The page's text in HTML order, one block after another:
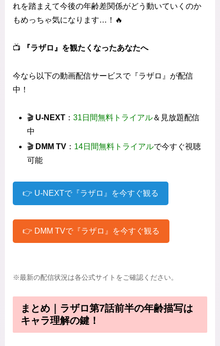
れを踏まえて今後の年齢差関係がどう動いていくのか
もめっちゃ気になります…！🔥
📺 『ラザロ』を観たくなったあなたへ
今なら以下の動画配信サービスで『ラザロ』が配信
中！
🎬 U-NEXT ：31日間無料トライアル＆見放題配信
中
🎬 DMM TV ： 14日間無料トライアルで今すぐ視聴
可能
👉 U-NEXTで『ラザロ』を今すぐ観る
👉 DMM TVで『ラザロ』を今すぐ観る
※最新の配信状況は各公式サイトをご確認ください。
まとめ｜ラザロ第7話前半の年齢描写は
キャラ理解の鍵！